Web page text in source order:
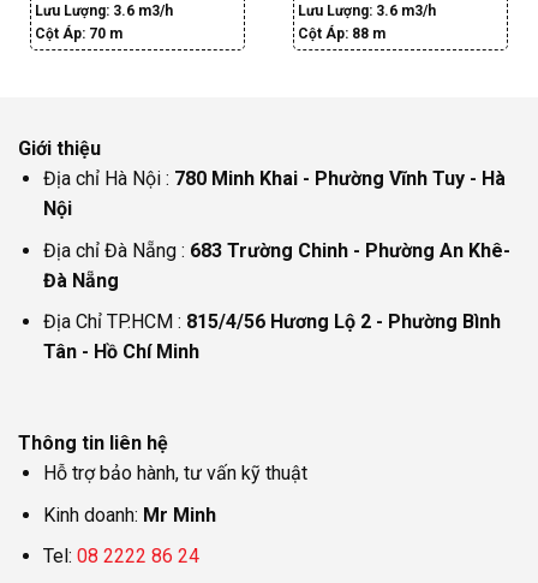
Lưu Lượng: 3.6 m3/h
Cột Áp: 70 m
Lưu Lượng: 3.6 m3/h
Cột Áp: 88 m
Giới thiệu
Địa chỉ Hà Nội : 780 Minh Khai - Phường Vĩnh Tuy - Hà
Nội
Địa chỉ Đà Nẵng : 683 Trường Chinh - Phường An Khê-
Đà Nẵng
Địa Chỉ TP.HCM : 815/4/56 Hương Lộ 2 - Phường Bình
Tân - Hồ Chí Minh
Thông tin liên hệ
Hỗ trợ bảo hành, tư vấn kỹ thuật
Kinh doanh: Mr Minh
Tel: 08 2222 86 24